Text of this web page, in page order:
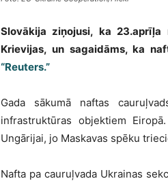
Slovākija ziņojusi, ka
Krievijas, un sagaidāms, ka
“Reuters.”
Gada sākumā naftas
infrastruktūras objektiem
Ungārijai, jo Maskavas spēku
Nafta pa cauruļvada Ukrainas